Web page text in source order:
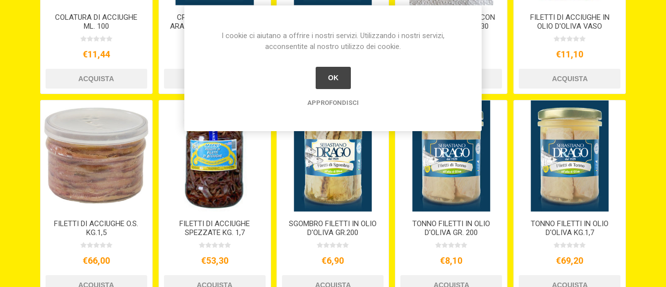
COLATURA DI ACCIUGHE
ML. 100
€11,44
CREMA DI TONNO CON
ARANCE DI SICILIA GR. 180
FILETTI DI ACCIUGHE CON
PEPERONCINO GR. 230
FILETTI DI ACCIUGHE IN
OLIO D'OLIVA VASO
ERMETICO GR.230
€11,10
FILETTI DI ACCIUGHE O.S.
KG.1,5
€66,00
FILETTI DI ACCIUGHE
SPEZZATE KG. 1,7
€53,30
SGOMBRO FILETTI IN OLIO
D'OLIVA GR.200
€6,90
TONNO FILETTI IN OLIO
D'OLIVA GR. 200
€8,10
TONNO FILETTI IN OLIO
D'OLIVA KG.1,7
€69,20
I cookie ci aiutano a offrire i nostri servizi. Utilizzando i nostri servizi,
acconsentite al nostro utilizzo dei cookie.
OK
APPROFONDISCI